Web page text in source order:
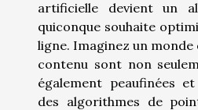
artificielle devient un
quiconque souhaite
ligne. Imaginez un
contenu sont non
également peaufinées
des algorithmes de